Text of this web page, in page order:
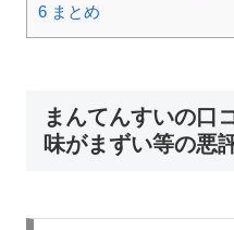
6 まとめ
まんてんすいの口
味がまずい等の悪